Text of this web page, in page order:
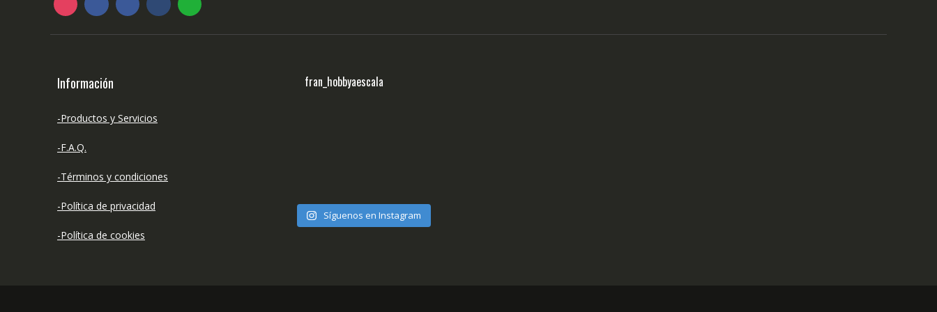
Información
-Productos y Servicios
-F.A.Q.
-Términos y condiciones
-Política de privacidad
-Política de cookies
fran_hobbyaescala
Síguenos en Instagram